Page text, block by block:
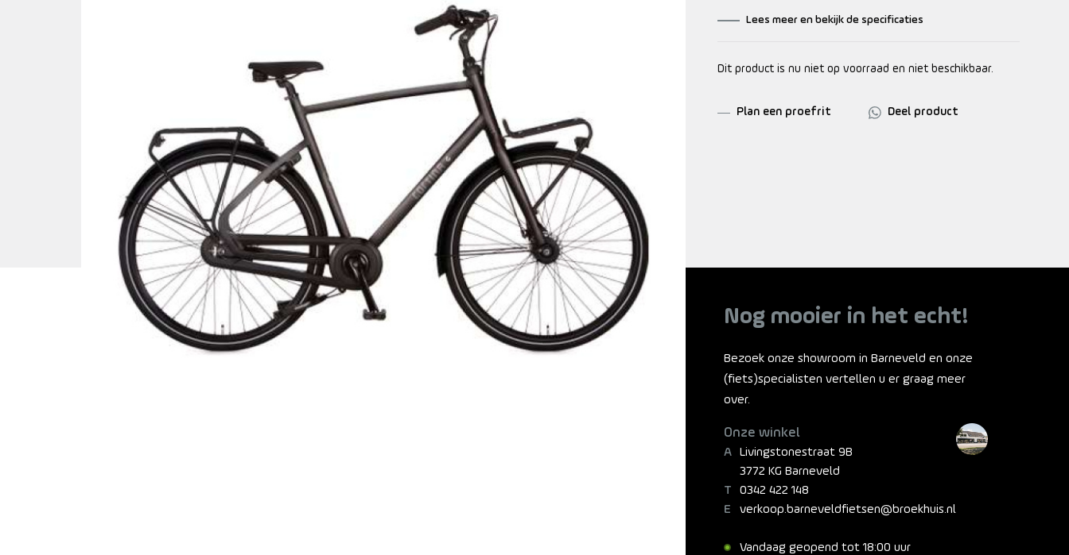
Lees meer en bekijk de specificaties
Dit product is nu niet op voorraad en niet beschikbaar.
Plan een proefrit Deel product
Nog mooier in het echt!
Bezoek onze showroom in Barneveld en onze
(fiets)specialisten vertellen u er graag meer
over.
Onze winkel
Livingstonestraat 9B
3772 KG Barneveld
0342 422 148
verkoop.barneveldfietsen@broekhuis.nl
Vandaag geopend tot 18:00 uur